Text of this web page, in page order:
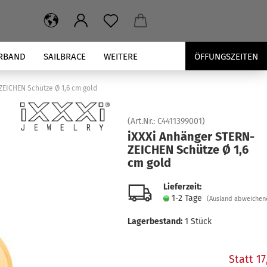
SAILBRACE ÖFFUNGSZEITEN
WEITERE
Schütze Ø 1,6 cm gold
(Art.Nr.: C4411399001)
iXXXi An­hän­ger STERN­
ZEI­CHEN Schüt­ze Ø 1,6
cm gold
Lieferzeit:
1-2 Tage
(Ausland
Lagerbestand: 1 Stück
Statt